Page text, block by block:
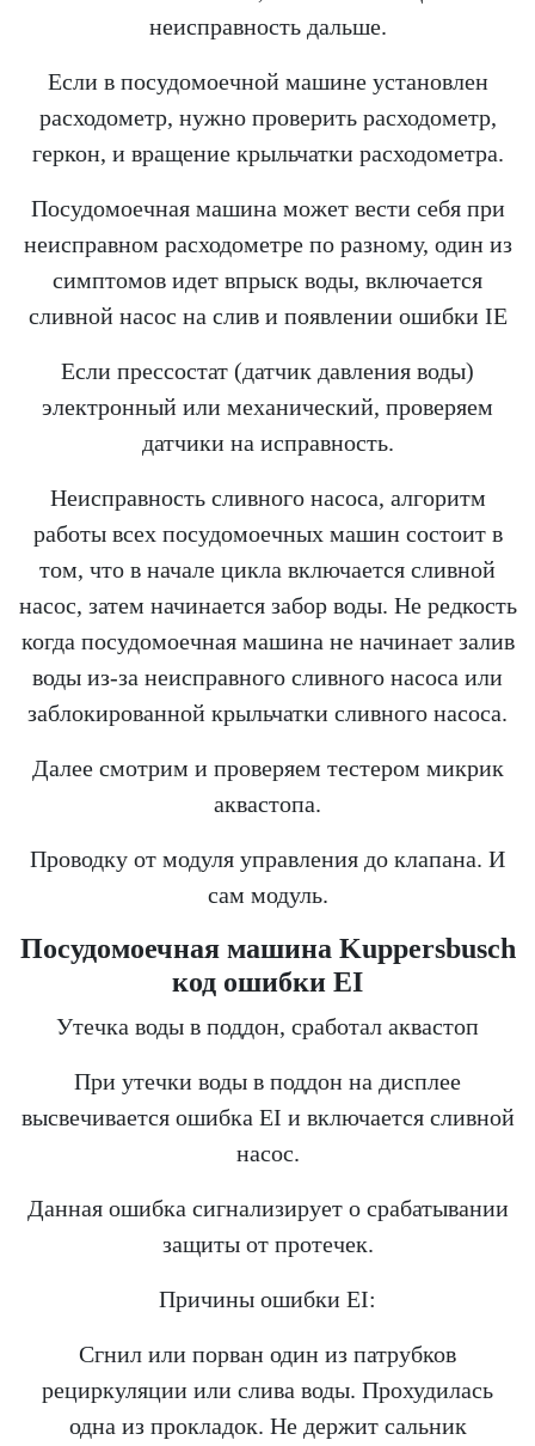
неисправность дальше.
Если в посудомоечной машине установлен
расходометр, нужно проверить расходометр,
геркон, и вращение крыльчатки расходометра.
Посудомоечная машина может вести себя при
неисправном расходометре по разному, один из
симптомов идет впрыск воды, включается
сливной насос на слив и появлении ошибки IE
Если прессостат (датчик давления воды)
электронный или механический, проверяем
датчики на исправность.
Неисправность сливного насоса, алгоритм
работы всех посудомоечных машин состоит в
том, что в начале цикла включается сливной
насос, затем начинается забор воды. Не редкость
когда посудомоечная машина не начинает залив
воды из-за неисправного сливного насоса или
заблокированной крыльчатки сливного насоса.
Далее смотрим и проверяем тестером микрик
аквастопа.
Проводку от модуля управления до клапана. И
сам модуль.
Посудомоечная машина Kuppersbusch
код ошибки EI
Утечка воды в поддон, сработал аквастоп
При утечки воды в поддон на дисплее
высвечивается ошибка EI и включается сливной
насос.
Данная ошибка сигнализирует о срабатывании
защиты от протечек.
Причины ошибки EI:
Сгнил или порван один из патрубков
рециркуляции или слива воды. Прохудилась
одна из прокладок. Не держит сальник